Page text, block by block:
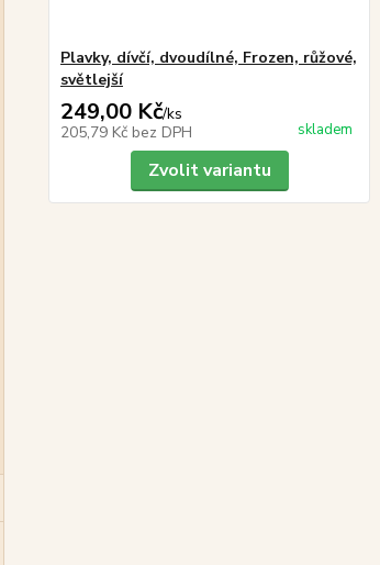
Plavky, dívčí, dvoudílné, Frozen, růžové,
světlejší
249,00 Kč/ks
205,79 Kč bez DPH skladem
Zvolit variantu